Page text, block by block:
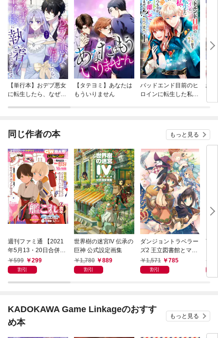
【単行本】おデブ悪女
に転生したら、なぜか
【タテヨミ】あなたは
もういりません
バッドエンド目前のヒ
ロインに転生した私、
結
同じ作者の本 もっと見る
週刊ファミ通 【2021
年5月13・20日合併
号】599 299
割引
世界樹の迷宮IV 伝承の
巨神 公式設定画集
1,780
889
割引
ダンジョントラベラー
ズ2 王立図書館とマモ
ノの封印 オフィシャル
コンプリートガイド
1,571 785
割引
ク
KADOKAWA Game Linkageのおすす
め本
もっと見る